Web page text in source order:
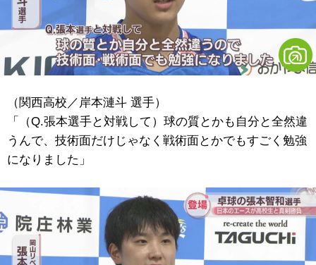
（関西高校／岸本漣斗 選手）
「（Q.張本選手と対戦して）球の質とかも自分と全然違
うんで、技術面だけじゃなく戦術面とかでもすごく勉強
になりました」